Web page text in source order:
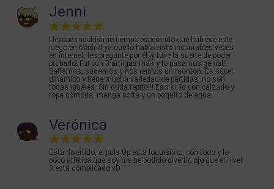
Jenni
Llevaba muchísimo tiempo esperando que hubiese este
juego en Madrid ya que lo había visto incontables veces
en internet, les pregunté por él ¡y tuve la suerte de poder
probarlo! Fui con 3 amigas más y lo pasamos genial!!
Saltamos, sudamos y nos reímos un montón. Es súper
dinámico y tiene mucha variedad de partidas, no son
todas iguales. Sin duda repito!!! Eso si, id con calzado y
ropa cómoda, manga corta y un poquito de agua!
Verónica
Esta divertido, el puls Up está loquísimo, con todo y lo
poco atlética que soy me he podido divertir, ojo que el nivel
3 está complicado xD